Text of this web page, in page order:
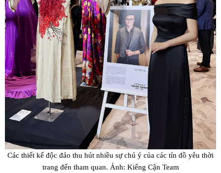
Các thiết kế độc đáo thu hút nhiều sự chú ý của các tín đồ yêu thời
trang đến tham quan. Ảnh: Kiếng Cận Team